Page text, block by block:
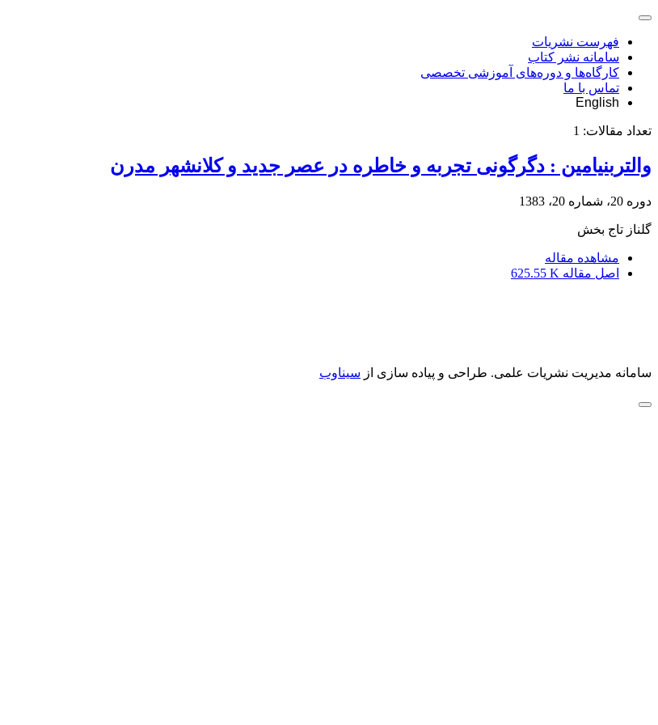
فهرست نشریات
سامانه نشر کتاب
کارگاه‌ها و دوره‌های آموزشی تخصصی
تماس با ما
English
تعداد مقالات: 1
والتربنیامین : دگرگونی تجربه و خاطره در عصر جدید و کلانشهر مدرن
دوره 20، شماره 20، 1383
گلناز تاج بخش
مشاهده مقاله
اصل مقاله 625.55 K
سامانه مدیریت نشریات علمی. طراحی و پیاده سازی از سیناوب